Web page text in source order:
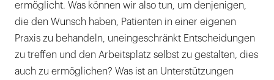
ermöglicht. Was können wir also tun, um denjenigen,
die den Wunsch haben, Patienten in einer eigenen
Praxis zu behandeln, uneingeschränkt Entscheidungen
zu treffen und den Arbeitsplatz selbst zu gestalten, dies
auch zu ermöglichen? Was ist an Unterstützungen